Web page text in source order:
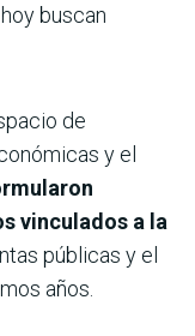
buscan
de
y el
vinculados a la
públicas y el
años.